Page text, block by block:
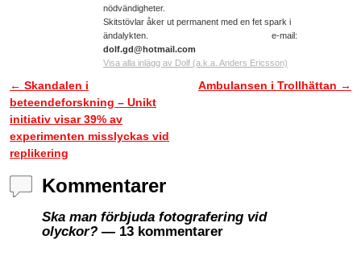
nödvändigheter.
Skitstövlar åker ut permanent med en fet spark i
ändalykten. e-mail:
dolf.gd@hotmail.com
Visa alla inlägg av Dolf (a.k.a. Anders Ericsson)
Inläggsnavigering
← Skandalen i
beteendeforskning – Unikt
initiativ visar 39% av
experimenten misslyckas vid
replikering
Ambulansen i Trollhättan →
Kommentarer
Ska man förbjuda fotografering vid
olyckor? — 13 kommentarer